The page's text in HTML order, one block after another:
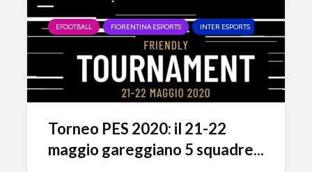
EFOOTBALL FIORENTINA ESPORTS INTER ESPORTS
Torneo PES 2020: il 21-22
maggio gareggiano 5 squadre...